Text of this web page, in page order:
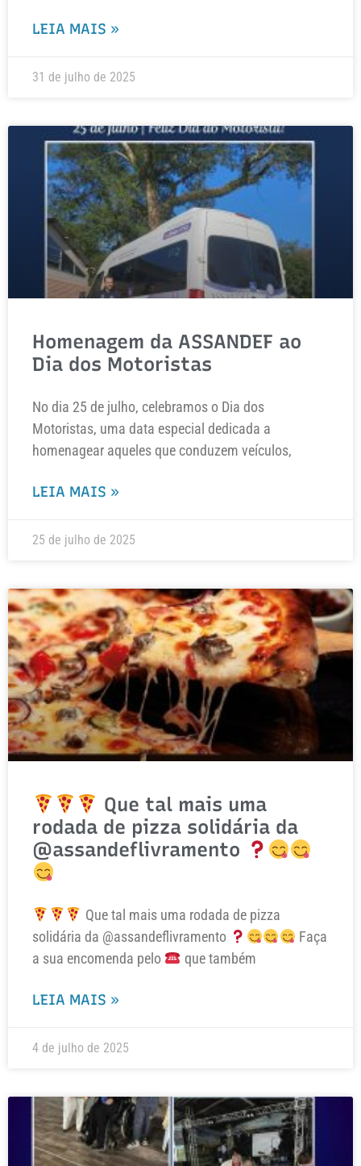
LEIA MAIS »
31 de julho de 2025
Homenagem da ASSANDEF ao
Dia dos Motoristas
No dia 25 de julho, celebramos o Dia dos
Motoristas, uma data especial dedicada a
homenagear aqueles que conduzem veículos,
LEIA MAIS »
25 de julho de 2025
Que tal mais uma
rodada de pizza solidária da
@assandeflivramento
Que tal mais uma rodada de pizza
solidária da @assandeflivramento
Faça
a sua encomenda pelo
que também
LEIA MAIS »
4 de julho de 2025